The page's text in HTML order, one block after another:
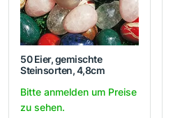
50 Eier, gemischte
Steinsorten, 4,8cm
Bitte anmelden um Preise
zu sehen.